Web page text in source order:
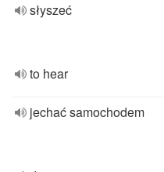
słyszeć
to hear
jechać samochodem